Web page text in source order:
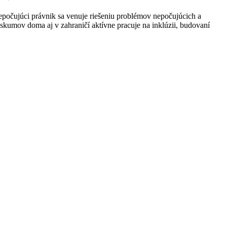
právnik sa venuje riešeniu problémov nepočujúcich a
doma aj v zahraničí aktívne pracuje na inklúzii, budovaní